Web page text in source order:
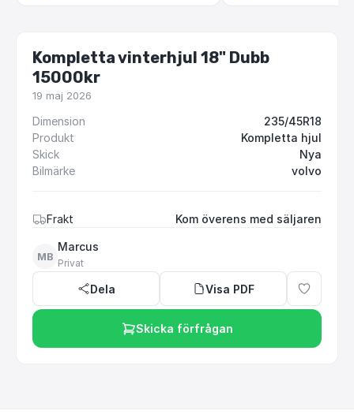
Kompletta vinterhjul 18" Dubb
15000kr
19 maj 2026
Dimension
235/45R18
Produkt
Kompletta hjul
Skick
Nya
Bilmärke
volvo
Frakt Kom överens med säljaren
MB
Marcus
Privat
Dela Visa PDF
Skicka förfrågan